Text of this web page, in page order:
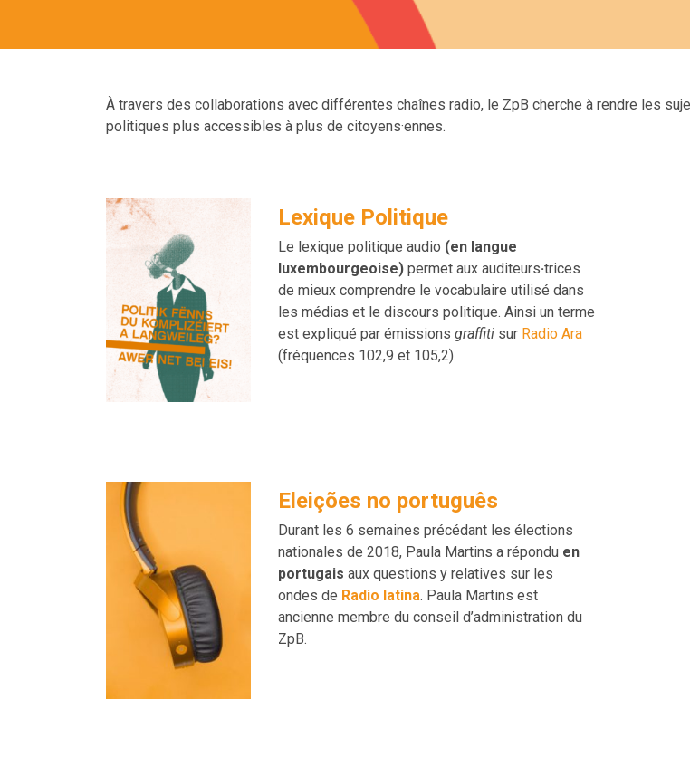
À travers des collaborations avec différentes chaînes radio, le ZpB cherche à rendre les
politiques plus accessibles à plus de citoyens·ennes.
Lexique Politique
Le lexique politique audio (en langue
luxembourgeoise) permet aux auditeurs·trices
de mieux comprendre le vocabulaire utilisé dans
les médias et le discours politique. Ainsi un terme
est expliqué par émissions graffiti sur Radio Ara
(fréquences 102,9 et 105,2).
Eleições no português
Durant les 6 semaines précédant les élections
nationales de 2018, Paula Martins a répondu en
portugais aux questions y relatives sur les
ondes de Radio latina. Paula Martins est
ancienne membre du conseil d’administration du
ZpB.